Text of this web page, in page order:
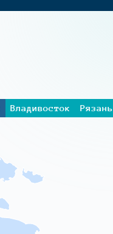
Владивосток
Рязань